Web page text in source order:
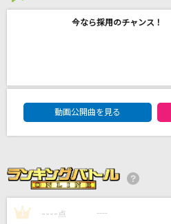
BUMP OF CHICKEN
残酷な天使のテーゼ
大塚 愛
愛をありがとう
今なら採用のチャンス！
DAM★ともボーカルエン
動画公開曲を見る
1 ---- 点 ----